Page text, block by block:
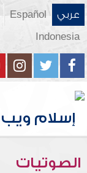
عربي Español
Indonesia
الصوتيات